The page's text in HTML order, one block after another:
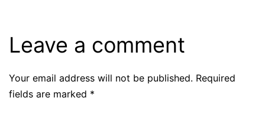
Leave a comment
Your email address will not be published. Required
fields are marked *